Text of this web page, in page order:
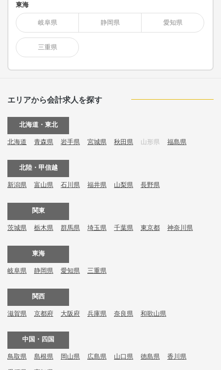
東海
岐阜県 静岡県 愛知県
三重県
エリアから会計求人を探す
北海道・東北
北海道 青森県 岩手県 宮城県 秋田県 山形県 福島県
北陸・甲信越
新潟県 富山県 石川県 福井県 山梨県 長野県
関東
茨城県 栃木県 群馬県 埼玉県 千葉県 東京都 神奈川県
東海
岐阜県 静岡県 愛知県 三重県
関西
滋賀県 京都府 大阪府 兵庫県 奈良県 和歌山県
中国・四国
鳥取県 島根県 岡山県 広島県 山口県 徳島県 香川県